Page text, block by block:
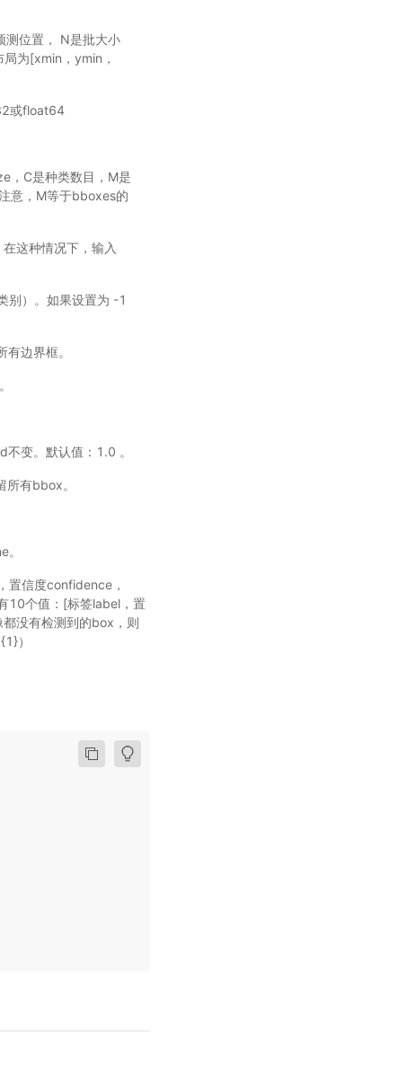
测位置， N是批大小
为[xmin，ymin，
或float64
，C是种类数目，M是
意，M等于bboxes的
这种情况下，输入
别）。如果设置为 -1
边界框。
变。默认值：1.0 。
有bbox。
置信度confidence，
10个值：[标签label，置
没有检测到的box，则
）